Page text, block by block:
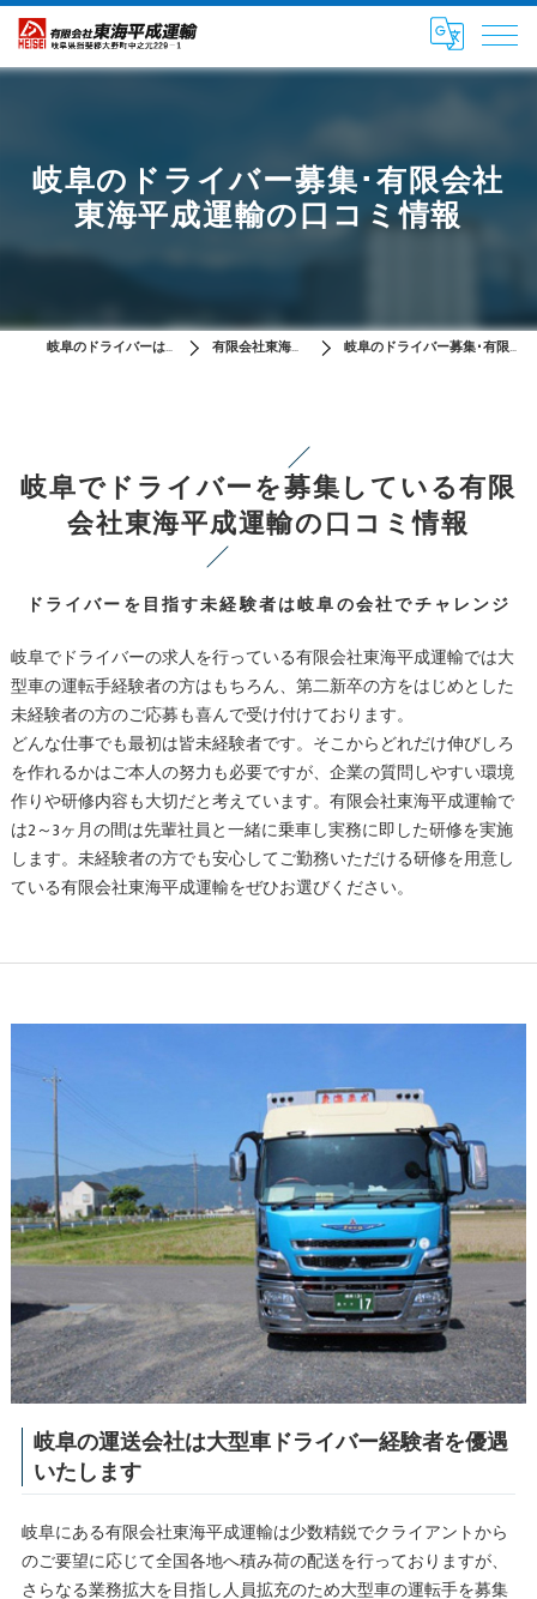
岐阜のドライバー募集･有限会社
東海平成運輸の口コミ情報
岐阜のドライバーは有限会社東海平成運輸 有限会社東海平成運輸について 岐阜のドライバー募集･有限会社東海平成運輸の口コミ情報
ドライバーを目指す未経験者は岐阜の会社でチャレンジ
岐阜でドライバーを募集している有限
会社東海平成運輸の口コミ情報
岐阜でドライバーの求人を行っている有限会社東海平成運輸では大
型車の運転手経験者の方はもちろん、第二新卒の方をはじめとした
未経験者の方のご応募も喜んで受け付けております。
どんな仕事でも最初は皆未経験者です。そこからどれだけ伸びしろ
を作れるかはご本人の努力も必要ですが、企業の質問しやすい環境
作りや研修内容も大切だと考えています。有限会社東海平成運輸で
は2～3ヶ月の間は先輩社員と一緒に乗車し実務に即した研修を実施
します。未経験者の方でも安心してご勤務いただける研修を用意し
ている有限会社東海平成運輸をぜひお選びください。
岐阜の運送会社は大型車ドライバー経験者を優遇
いたします
岐阜にある有限会社東海平成運輸は少数精鋭でクライアントから
のご要望に応じて全国各地へ積み荷の配送を行っておりますが、
さらなる業務拡大を目指し人員拡充のため大型車の運転手を募集